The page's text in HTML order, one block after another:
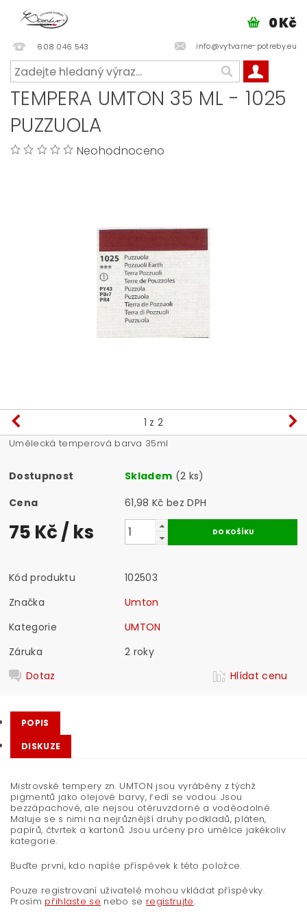
608 046 543 info@vytvarne-potreby.eu
0 Kč
TEMPERA UMTON 35 ML - 1025
PUZZUOLA
Neohodnoceno
1 z 2
Umělecká temperová barva 35ml
Dostupnost Skladem (2 ks)
Cena
61,98 Kč bez DPH
75 Kč/ ks
Kód produktu
102503
Značka
Umton
Kategorie
UMTON
Záruka
2 roky
Dotaz
Hlídat cenu
POPIS
DISKUZE
Mistrovské tempery zn. UMTON jsou vyráběny z týchž
pigmentů jako olejové barvy, ředí se vodou. Jsou
bezzápachové, ale nejsou otěruvzdorné a voděodolné.
Maluje se s nimi na nejrůznější druhy podkladů, pláten,
papírů, čtvrtek a kartonů. Jsou určeny pro umělce jakékoliv
kategorie.
Buďte první, kdo napíše příspěvek k této položce.
Pouze registrovaní uživatelé mohou vkládat příspěvky.
Prosím přihlaste se nebo se registrujte.